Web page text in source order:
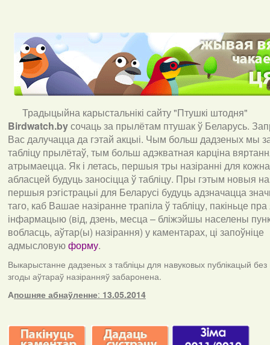
Традыцыйна карыстальнікі сайту "Птушкі штодня"
Birdwatch.byсочаць за прылётам птушак ў Беларусь.
Вас далучацца да гэтай акцыі. Чым больш дадзеных мы
табліцу прылётаў, тым больш адэкватная карціна
атрымаецца. Як і летась, першыя тры назіранні для
абласцей будуць заносіцца ў табліцу. Пры гэтым новыя
першыя рэгістрацыі для Беларусі будуць адзначацца
таго, каб Вашае назіранне трапіла ў табліцу, пакіньце пра
інфармацыю (від, дзень, месца – бліжэйшы населены
вобласць, аўтар(ы) назірання) у каментарах, ці запоўніце
адмысловуюформу.
Выкарыстанне дадзеных з табліцы для навуковых публікацый без
згоды аўтараў назіранняў забаронена.
Апошняе абнаўленне: 13.05.2014